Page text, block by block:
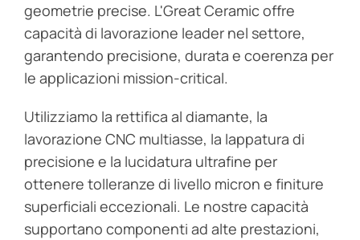
geometrie precise. L'Great Ceramic offre
capacità di lavorazione leader nel settore,
garantendo precisione, durata e coerenza per
le applicazioni mission-critical.
Utilizziamo la rettifica al diamante, la
lavorazione CNC multiasse, la lappatura di
precisione e la lucidatura ultrafine per
ottenere tolleranze di livello micron e finiture
superficiali eccezionali. Le nostre capacità
supportano componenti ad alte prestazioni,